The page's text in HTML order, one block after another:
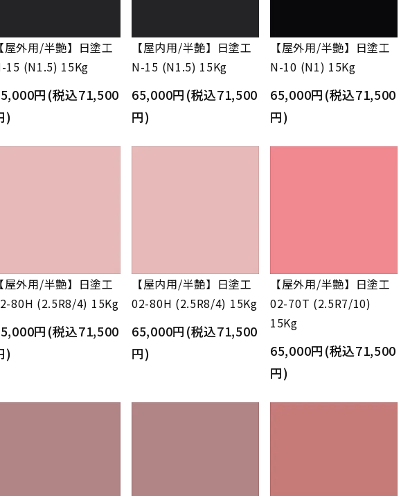
【屋外用/半艶】日塗工
15 (N1.5) 15Kg
円(税込71,500
)
【屋内用/半艶】日塗工
N-15 (N1.5) 15Kg
65,000円(税込71,500
円)
【屋外用/半艶】日塗工
N-10 (N1) 15Kg
65,000円(税込71,500
円)
【屋外用/半艶】日塗工
80H (2.5R8/4) 15Kg
円(税込71,500
)
【屋内用/半艶】日塗工
02-80H (2.5R8/4) 15Kg
65,000円(税込71,500
円)
【屋外用/半艶】日塗工
02-70T (2.5R7/10)
15Kg
65,000円(税込71,500
円)